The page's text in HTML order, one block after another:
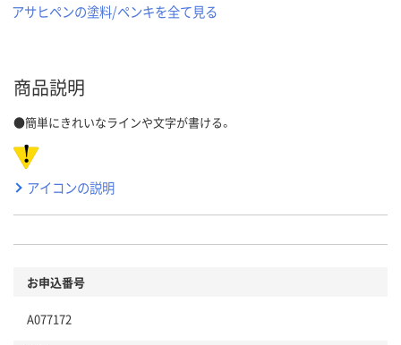
アサヒペンの塗料/ペンキを全て見る
商品説明
●簡単にきれいなラインや文字が書ける。
アイコンの説明
お申込番号
A077172